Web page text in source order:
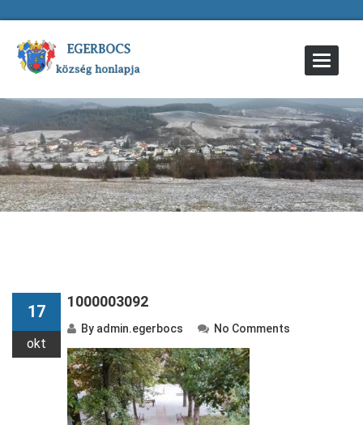
Toggle
17
okt
1000003092
By admin.egerbocs No Comments